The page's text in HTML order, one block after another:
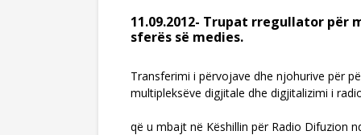
11.09.2012- Trupat rregullator për
sferës së medies.
Transferimi i përvojave dhe njohurive për
multipleksëve digjitale dhe digjitalizimi i
që u mbajt në Këshillin për Radio Difuzion